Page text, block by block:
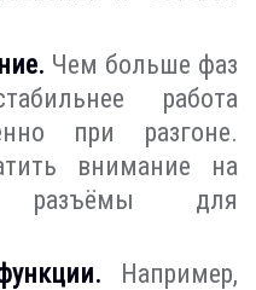
Чем больше фаз
работа
при разгоне.
внимание на
разъёмы для
Например,